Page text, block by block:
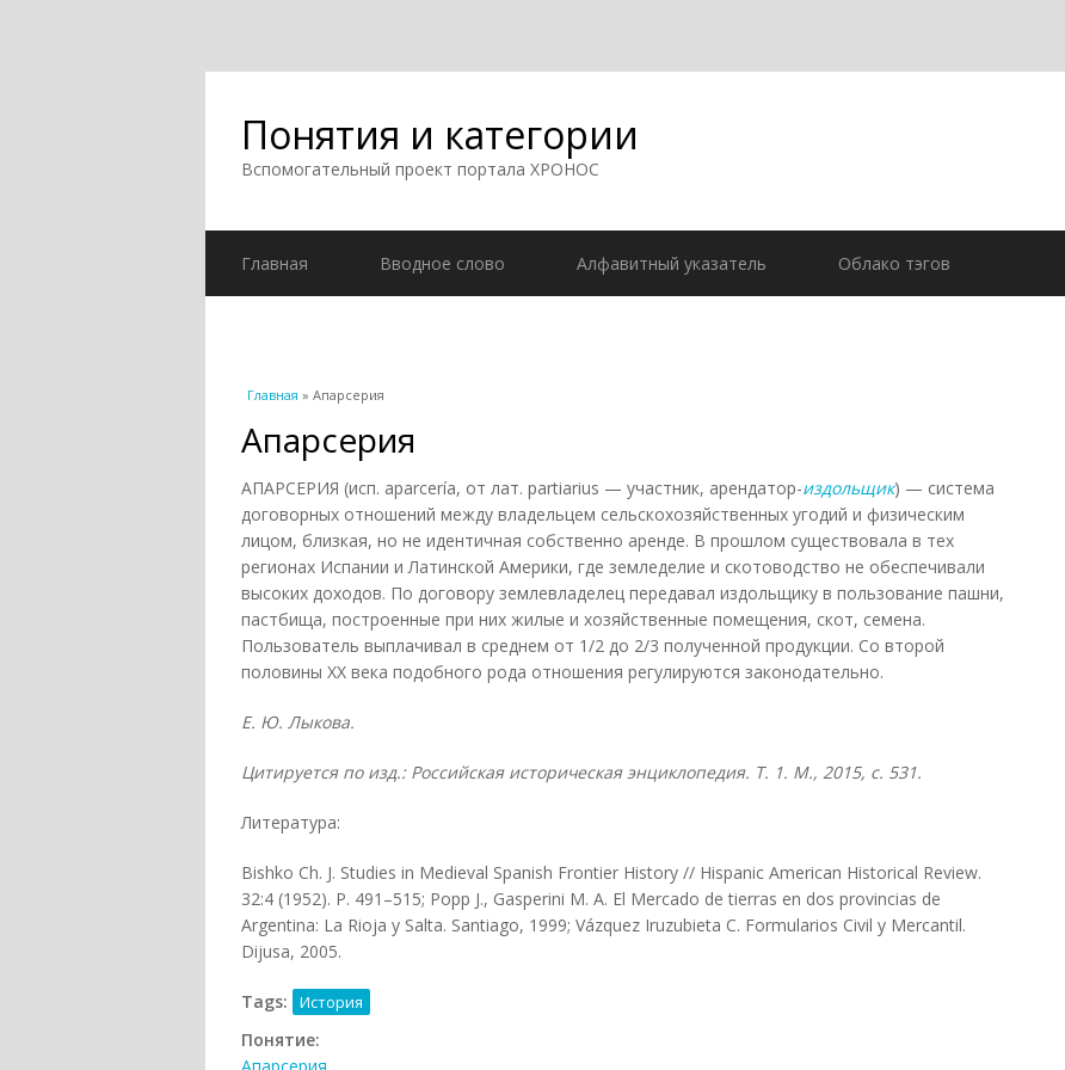
Понятия и категории
Вспомогательный проект портала ХРОНОС
Главная Вводное слово Алфавитный указатель Облако тэгов
Вы здесь
Главная » Апарсерия
Апарсерия
АПАРСЕРИЯ (исп. aparcería, от лат. partiarius — участник, арендатор-издольщик) — система
договорных отношений между владельцем сельскохозяйственных угодий и физическим
лицом, близкая, но не идентичная собственно аренде. В прошлом существовала в тех
регионах Испании и Латинской Америки, где земледелие и скотоводство не обеспечивали
высоких доходов. По договору землевладелец передавал издольщику в пользование пашни,
пастбища, построенные при них жилые и хозяйственные помещения, скот, семена.
Пользователь выплачивал в среднем от 1/2 до 2/3 полученной продукции. Со второй
половины ХХ века подобного рода отношения регулируются законодательно.
Е. Ю. Лыкова.
Цитируется по изд.: Российская историческая энциклопедия. Т. 1. М., 2015, с. 531.
Литература:
Bishko Ch. J. Studies in Medieval Spanish Frontier History // Hispanic American Historical Review.
32:4 (1952). Р. 491–515; Popp J., Gasperini M. A. El Mercado de tierras en dos provincias de
Argentina: La Rioja y Salta. Santiago, 1999; Vázquez Iruzubieta C. Formularios Civil y Mercantil.
Dijusa, 2005.
Tags: История
Понятие: